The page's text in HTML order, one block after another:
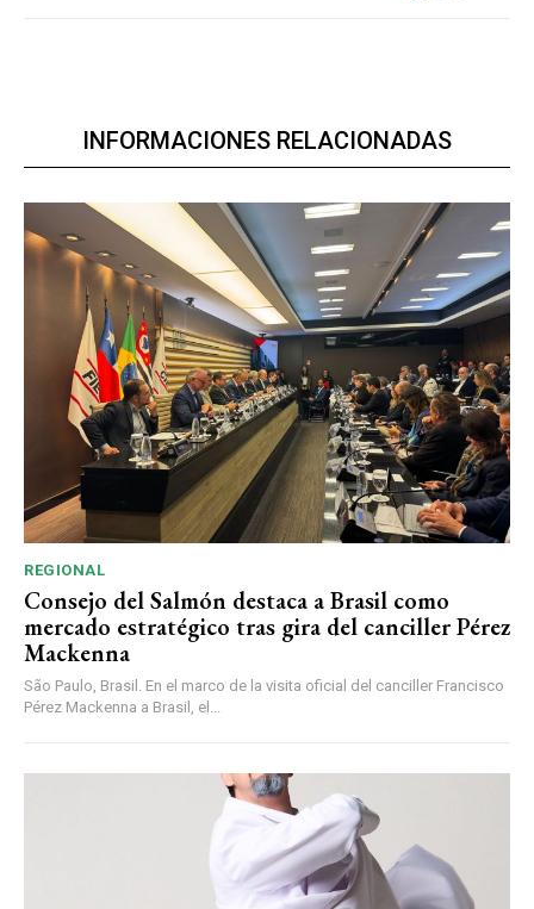
INFORMACIONES RELACIONADAS
REGIONAL
Consejo del Salmón destaca a Brasil como
mercado estratégico tras gira del canciller Pérez
Mackenna
São Paulo, Brasil. En el marco de la visita oficial del canciller Francisco
Pérez Mackenna a Brasil, el...